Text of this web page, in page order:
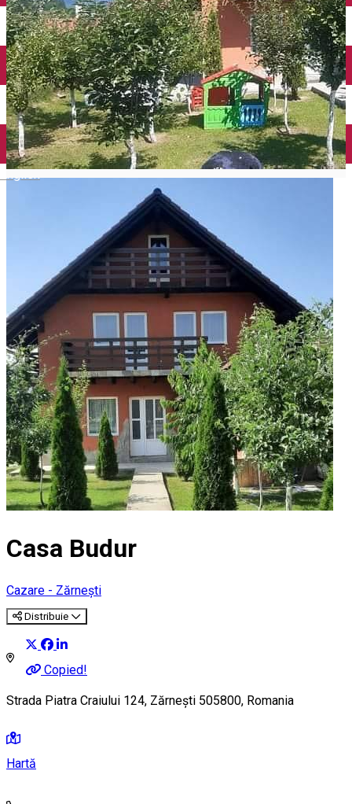
English
Casa Budur
Cazare - Zărnești
Distribuie
Copied!
Strada Piatra Craiului 124, Zărnești 505800, Romania
Hartă